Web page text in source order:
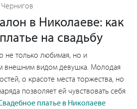
в Николаеве: как
на свадьбу
не только любимая, но и
внешним видом девушка. Молодая
о красоте места торжества, но
позволяет ей чувствовать себя
платье в Николаеве